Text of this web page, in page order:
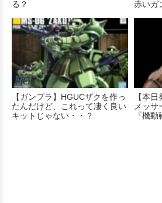
る？
赤いガ
【ガンプラ】HGUCザクを作っ
たんだけど、これって凄く良い
キットじゃない・・？
【本
メッ
『機